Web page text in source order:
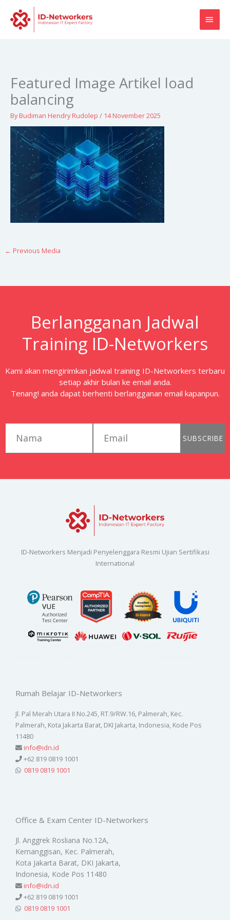
content
Featured Image Artikel load
balancing
ByBudiman Hendry Rudolep / 14 November 2025
← Previous Media
Berlangganan Jadwal
Training ID-Networkers
Kami akan mengirimkan jadwal training ID-Networkers terbaru
setiap akhir bulan ke email anda.
Tenang! anda dapat berhenti berlangganan email kapanpun.
SUBSCRIBE
ID-Networkers Menjadi Penyelenggara Resmi Ujian Sertifikasi
International
Rumah Belajar ID-Networkers
Jl. Pal Merah Utara II No.245, RT.9/RW.16, Palmerah, Kec.
Palmerah, Kota Jakarta Barat, DKI Jakarta, Indonesia, Kode Pos
11480
info@idn.id
+62 819 0819 1001
0819 0819 1001
Office & Exam Center ID-Networkers
Jl. Anggrek Rosliana No.12A,
Kemanggisan, Kec. Palmerah,
Kota Jakarta Barat, DKI Jakarta,
Indonesia, Kode Pos 11480
info@idn.id
+62 819 0819 1001
0819 0819 1001